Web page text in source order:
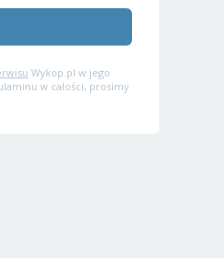
Wykop.pl w jego
w całości, prosimy